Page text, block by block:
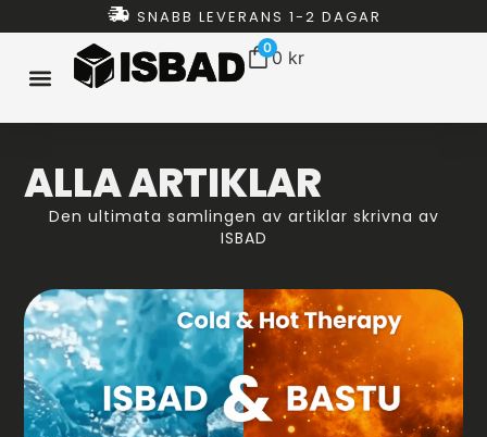
SNABB LEVERANS 1-2 DAGAR
00 kr
ALLA ARTIKLAR
Den ultimata samlingen av artiklar skrivna av
ISBAD